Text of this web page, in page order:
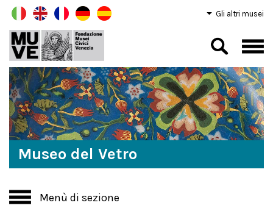
Gli altri musei
Museo del Vetro
Menù di sezione